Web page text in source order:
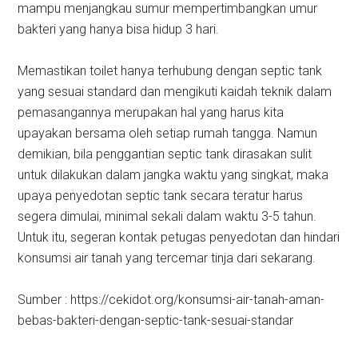
mampu menjangkau sumur mempertimbangkan umur
bakteri yang hanya bisa hidup 3 hari.
Memastikan toilet hanya terhubung dengan septic tank
yang sesuai standard dan mengikuti kaidah teknik dalam
pemasangannya merupakan hal yang harus kita
upayakan bersama oleh setiap rumah tangga. Namun
demikian, bila penggantian septic tank dirasakan sulit
untuk dilakukan dalam jangka waktu yang singkat, maka
upaya penyedotan septic tank secara teratur harus
segera dimulai, minimal sekali dalam waktu 3-5 tahun.
Untuk itu, segeran kontak petugas penyedotan dan hindari
konsumsi air tanah yang tercemar tinja dari sekarang.
Sumber : https://cekidot.org/konsumsi-air-tanah-aman-
bebas-bakteri-dengan-septic-tank-sesuai-standar